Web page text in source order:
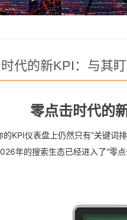
代的新KPI：与其
零点击时代的
的KPI仪表盘上仍然只有“关键词
年的搜索生态已经进入了“零